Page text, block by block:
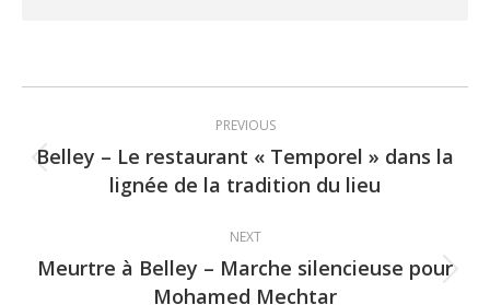
navigation
PREVIOUS
Previous
post:
Belley – Le restaurant « Temporel » dans la
lignée de la tradition du lieu
NEXT
Next
Meurtre à Belley – Marche silencieuse pour
Mohamed Mechtar